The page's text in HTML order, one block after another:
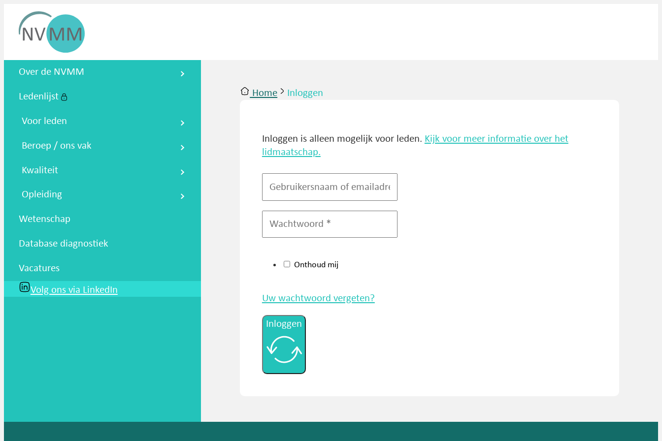
Nederlandse Vereniging voor
Over de NVMM
Ledenlijst
Voor leden
Beroep / ons vak
Kwaliteit
Opleiding
Wetenschap
Database diagnostiek
Vacatures
Volg ons via LinkedIn
Home Inloggen
Inloggen is alleen mogelijk voor leden. Kijk voor meer informatie over het
lidmaatschap.
Onthoud mij
Uw wachtwoord vergeten?
Inloggen